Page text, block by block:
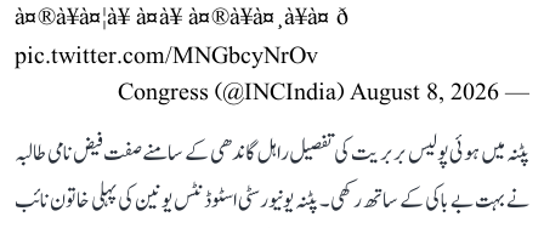
à¤®à¥à¤¦à¥ à¤à¥ à¤®à¥à¤¸à¥à¤ ð
pic.twitter.com/MNGbcyNrOv
— Congress (@INCIndia)
August 8, 2026
پٹنہ میں ہوئی پولیس بربریت کی تفصیل راہل گاندھی کے سامنے صفت فیض نامی طالبہ
نے بہت بے باکی کے ساتھ رکھی۔ پٹنہ یونیورسٹی اسٹوڈنٹس یونین کی پہلی خاتون نائب